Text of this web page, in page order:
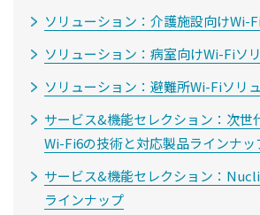
ソリューション：介護施設向けWi-
ソリューション：病室向けWi-Fiソ
ソリューション：避難所Wi-Fiソリ
サービス&機能セレクション：次世
Wi-Fi6の技術と対応製品ラインナッ
サービス&機能セレクション：
ラインナップ